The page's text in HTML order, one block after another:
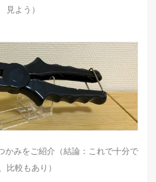
見よう）
かみをご紹介（結論：これで十分で
比較もあり）